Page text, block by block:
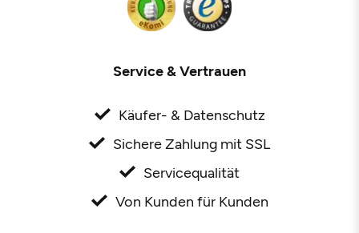
Service & Vertrauen
Käufer- & Datenschutz
Sichere Zahlung mit SSL
Servicequalität
Von Kunden für Kunden